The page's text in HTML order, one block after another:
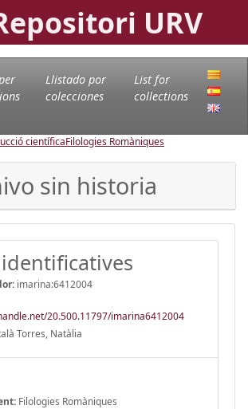
URV
Llistado por
colecciones
List for
collections
científicaFilologies Romàniques
sin historia
imarina:6412004
20.500.11797/imarina6412004
Torres, Natàlia
Filologies Romàniques